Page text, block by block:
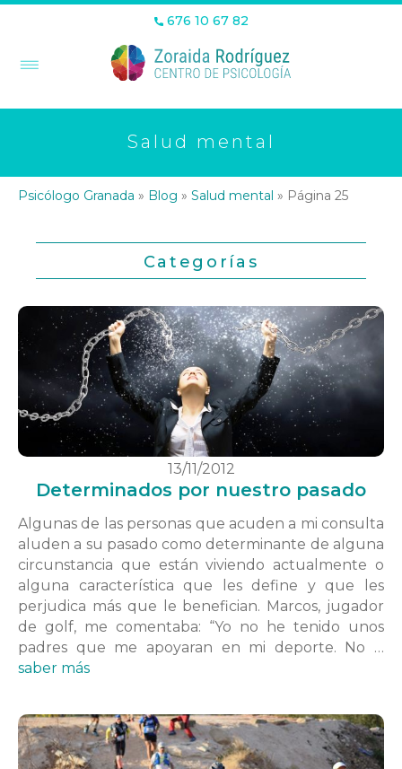
676 10 67 82
Salud mental
Psicólogo Granada » Blog » Salud mental » Página 25
Categorías
13/11/2012
Determinados por nuestro pasado
Algunas de las personas que acuden a mi consulta
aluden a su pasado como determinante de alguna
circunstancia que están viviendo actualmente o
alguna característica que les define y que les
perjudica más que le benefician. Marcos, jugador
de golf, me comentaba: “Yo no he tenido unos
padres que me apoyaran en mi deporte. No …
saber más